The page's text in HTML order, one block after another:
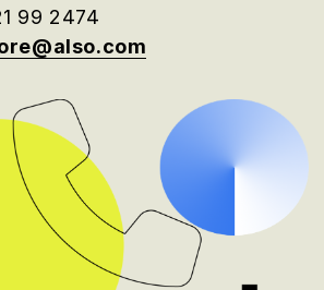
99 2474